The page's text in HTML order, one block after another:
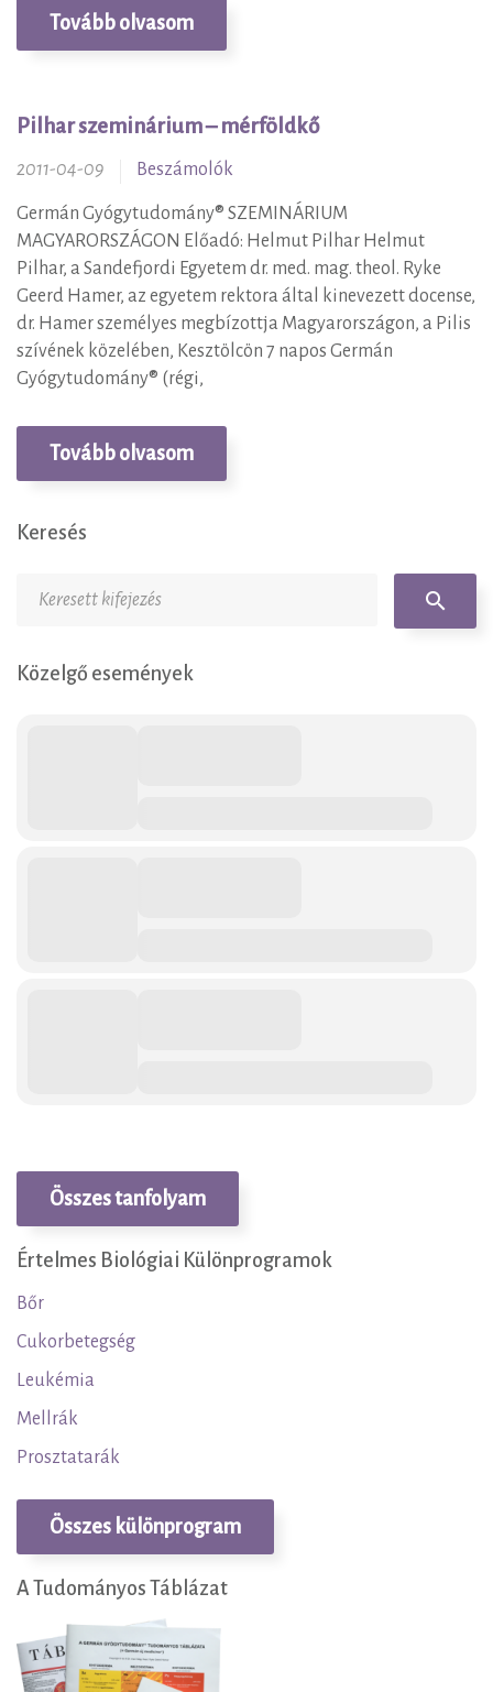
Tovább olvasom
Pilhar szeminárium – mérföldkő
2011-04-09 Beszámolók
Germán Gyógytudomány® SZEMINÁRIUM
MAGYARORSZÁGON Előadó: Helmut Pilhar Helmut
Pilhar, a Sandefjordi Egyetem dr. med. mag. theol. Ryke
Geerd Hamer, az egyetem rektora által kinevezett docense,
dr. Hamer személyes megbízottja Magyarországon, a Pilis
szívének közelében, Kesztölcön 7 napos Germán
Gyógytudomány® (régi,
Tovább olvasom
Keresés
search
Közelgő események
Összes tanfolyam
Értelmes Biológiai Különprogramok
Bőr
Cukorbetegség
Leukémia
Mellrák
Prosztatarák
Összes különprogram
A Tudományos Táblázat